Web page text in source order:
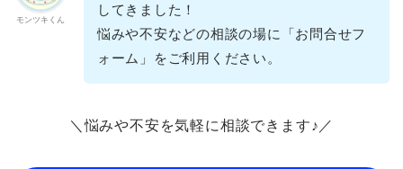
モンツキくん
してきました！
悩みや不安などの相談の場に「お問合せフ
ォーム」をご利用ください。
＼悩みや不安を気軽に相談できます♪／